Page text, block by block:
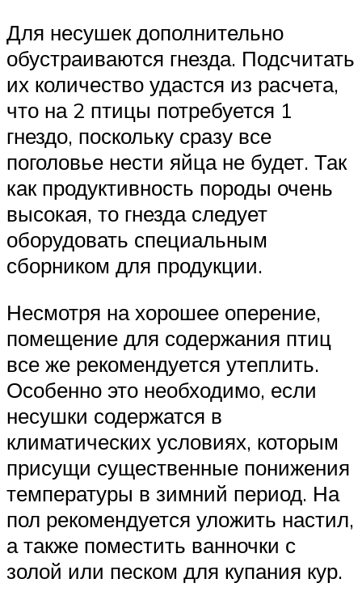
Для несушек дополнительно
обустраиваются гнезда. Подсчитать
их количество удастся из расчета,
что на 2 птицы потребуется 1
гнездо, поскольку сразу все
поголовье нести яйца не будет. Так
как продуктивность породы очень
высокая, то гнезда следует
оборудовать специальным
сборником для продукции.
Несмотря на хорошее оперение,
помещение для содержания птиц
все же рекомендуется утеплить.
Особенно это необходимо, если
несушки содержатся в
климатических условиях, которым
присущи существенные понижения
температуры в зимний период. На
пол рекомендуется уложить настил,
а также поместить ванночки с
золой или песком для купания кур.